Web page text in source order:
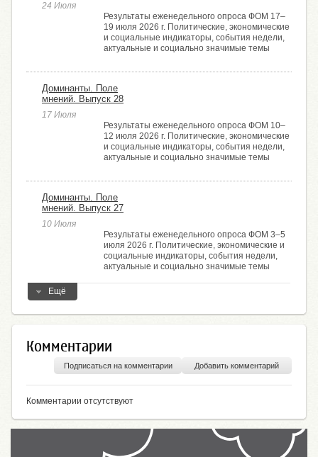
24 Июля
Результаты еженедельного опроса ФОМ 17–
19 июля 2026 г. Политические, экономические
и социальные индикаторы, события недели,
актуальные и социально значимые темы
Доминанты. Поле
мнений. Выпуск 28
17 Июля
Результаты еженедельного опроса ФОМ 10–
12 июля 2026 г. Политические, экономические
и социальные индикаторы, события недели,
актуальные и социально значимые темы
Доминанты. Поле
мнений. Выпуск 27
10 Июля
Результаты еженедельного опроса ФОМ 3–5
июля 2026 г. Политические, экономические и
социальные индикаторы, события недели,
актуальные и социально значимые темы
Ещё
Комментарии
Добавить комментарий
Подписаться на комментарии
Комментарии отсутствуют